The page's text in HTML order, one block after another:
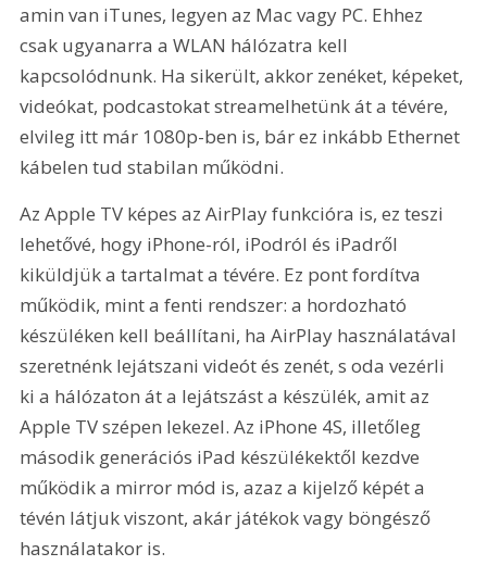
amin van iTunes, legyen az Mac vagy PC. Ehhez
csak ugyanarra a WLAN hálózatra kell
kapcsolódnunk. Ha sikerült, akkor zenéket, képeket,
videókat, podcastokat streamelhetünk át a tévére,
elvileg itt már 1080p-ben is, bár ez inkább Ethernet
kábelen tud stabilan működni.
Az Apple TV képes az AirPlay funkcióra is, ez teszi
lehetővé, hogy iPhone-ról, iPodról és iPadről
kiküldjük a tartalmat a tévére. Ez pont fordítva
működik, mint a fenti rendszer: a hordozható
készüléken kell beállítani, ha AirPlay használatával
szeretnénk lejátszani videót és zenét, s oda vezérli
ki a hálózaton át a lejátszást a készülék, amit az
Apple TV szépen lekezel. Az iPhone 4S, illetőleg
második generációs iPad készülékektől kezdve
működik a mirror mód is, azaz a kijelző képét a
tévén látjuk viszont, akár játékok vagy böngésző
használatakor is.